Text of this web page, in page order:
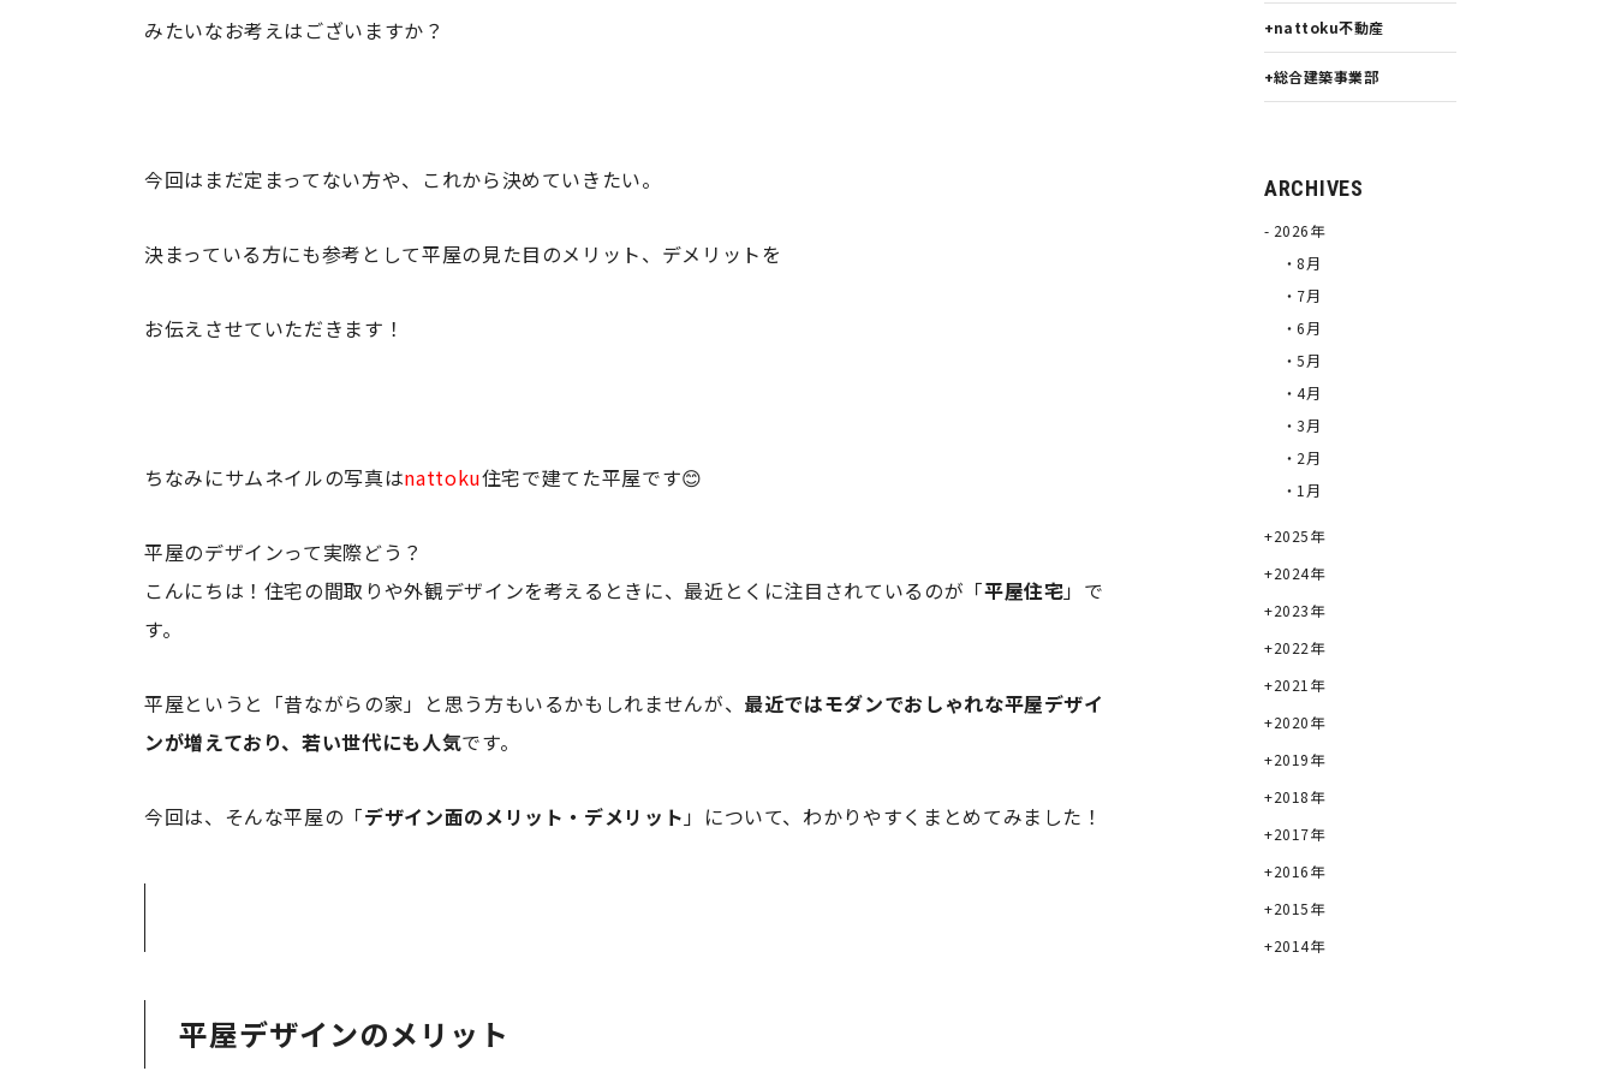
みたいなお考えはございますか？
今回はまだ定まってない方や、これから決めていきたい。
決まっている方にも参考として平屋の見た目のメリット、デメリットを
お伝えさせていただきます！
ちなみにサムネイルの写真はnattoku住宅で建てた平屋です😊
平屋のデザインって実際どう？
こんにちは！住宅の間取りや外観デザインを考えるときに、最近とくに注目されているのが「平屋住宅」で
す。
平屋というと「昔ながらの家」と思う方もいるかもしれませんが、 最近ではモダンでおしゃれな平屋デザイ
ンが増えており、若い世代にも人気です。
今回は、そんな平屋の「デザイン面のメリット・デメリット」について、わかりやすくまとめてみました！
平屋デザインのメリット
nattoku不動産
総合建築事業部
ARCHIVES
2026年
・8月
・7月
・6月
・5月
・4月
・3月
・2月
・1月
2025年
2024年
2023年
2022年
2021年
2020年
2019年
2018年
2017年
2016年
2015年
2014年